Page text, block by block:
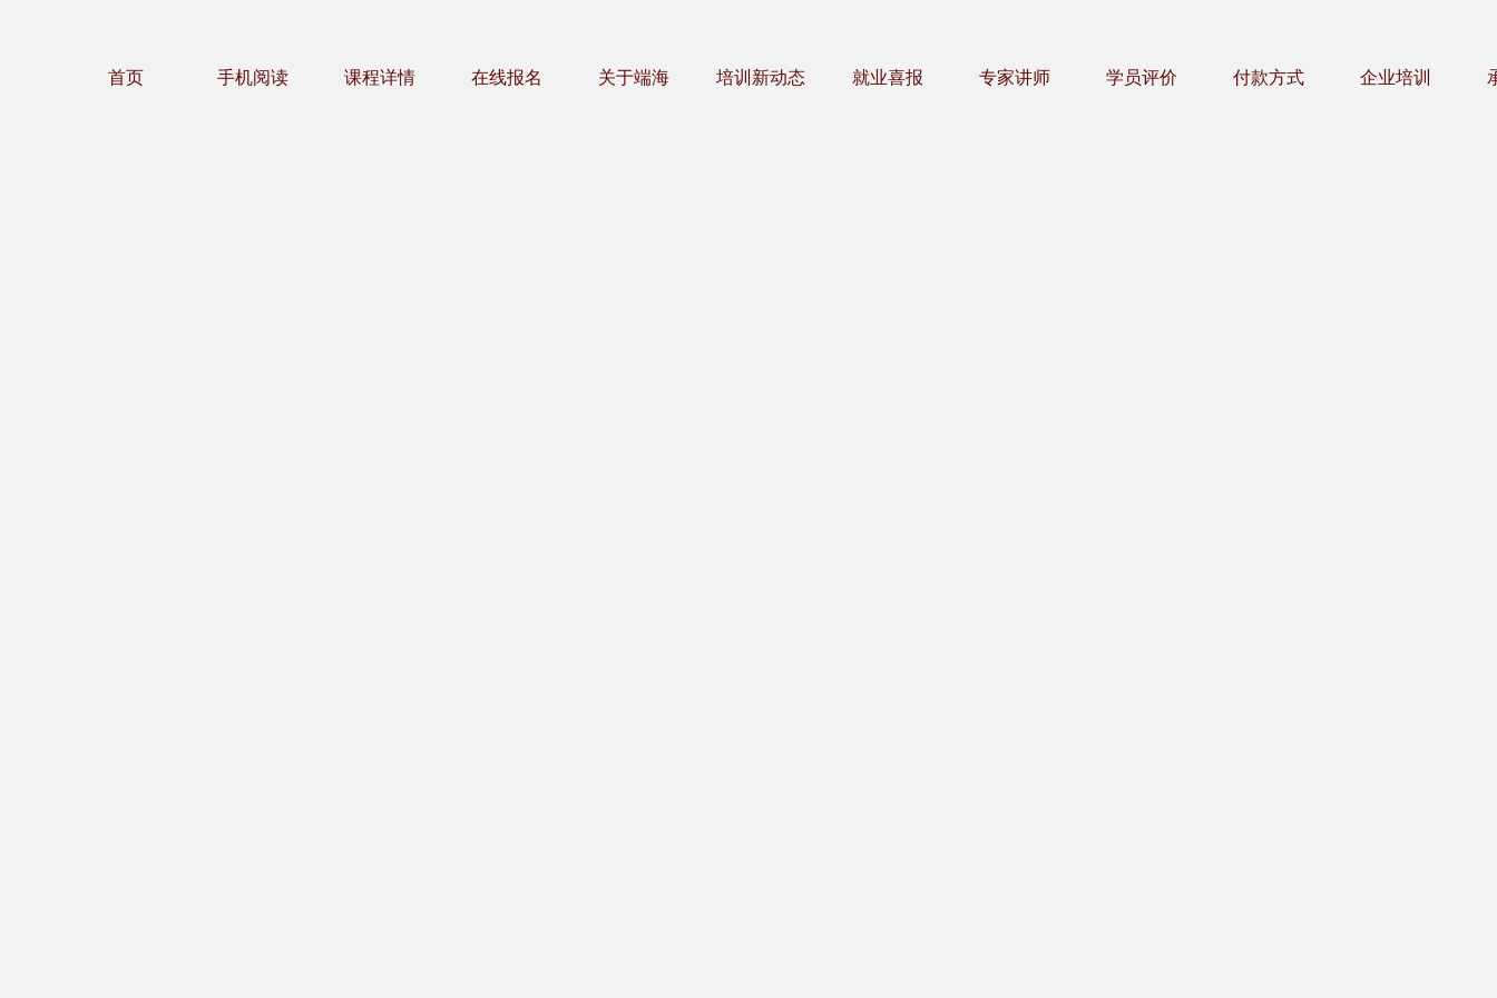
首页 手机阅读 课程详情 在线报名 关于端海 培训新动态 就业喜报 专家讲师 学员评价 付款方式 企业培训